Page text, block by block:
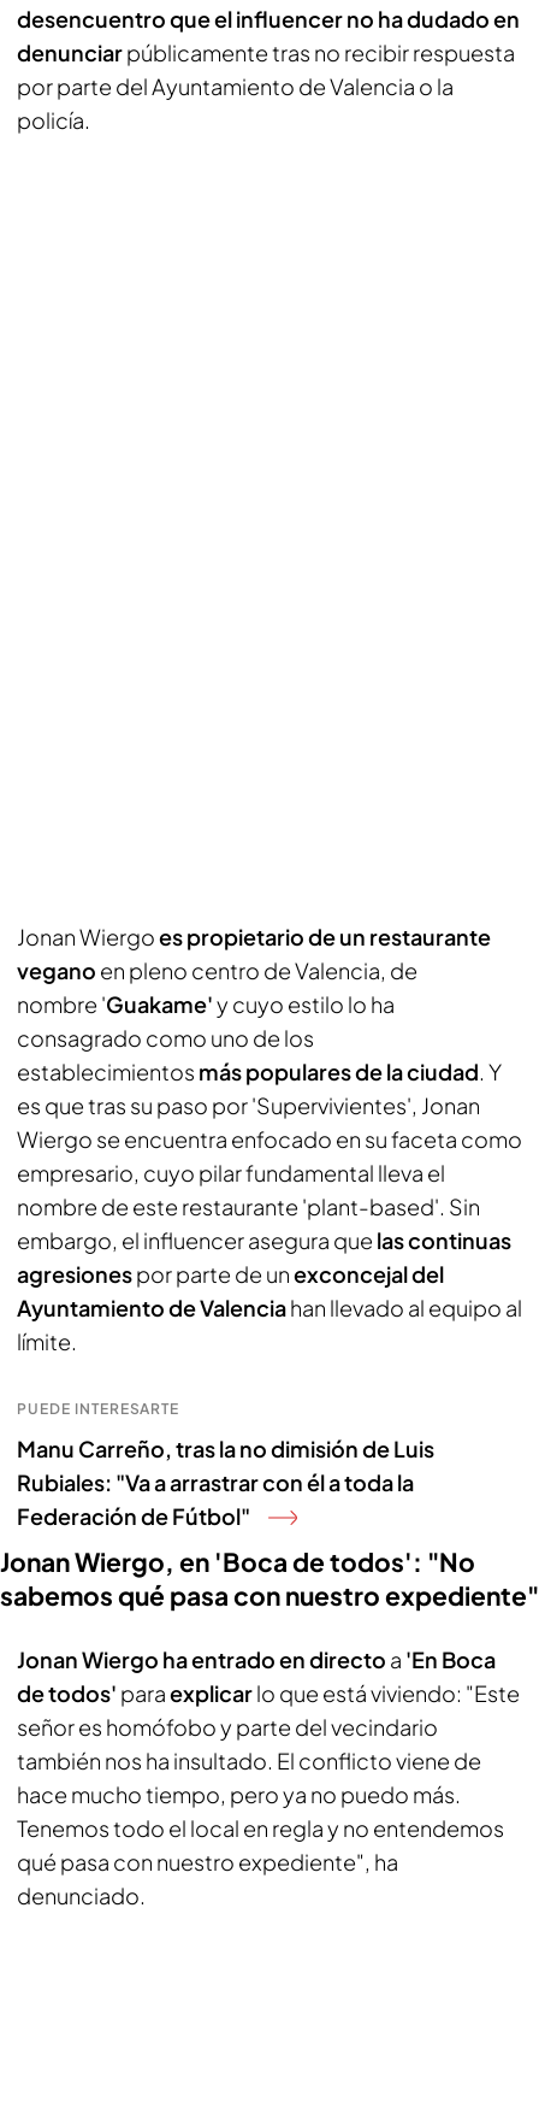
desencuentro que el influencer no ha dudado en
denunciarpúblicamente tras no recibir respuesta
por parte del Ayuntamiento de Valencia o la
policía.
Jonan Wiergoes propietario de un restaurante
vegano en pleno centro de Valencia, de
nombre 'Guakame'y cuyo estilo lo ha
consagrado como uno de los
establecimientos más populares de la ciudad. Y
es que tras su paso por 'Supervivientes', Jonan
Wiergo se encuentra enfocado en su faceta como
empresario, cuyo pilar fundamental lleva el
nombre de este restaurante 'plant-based'. Sin
embargo, el influencer asegura que las continuas
agresionespor parte de unexconcejal del
Ayuntamiento de Valenciahan llevado al equipo al
límite.
PUEDE INTERESARTE
Manu Carreño, tras la no dimisión de Luis
Rubiales: "Va a arrastrar con él a toda la
Federación de Fútbol"
Jonan Wiergo, en 'Boca de todos': "No
sabemos qué pasa con nuestro expediente"
Jonan Wiergo ha entrado en directo a 'En Boca
de todos' paraexplicarlo que está viviendo: "Este
señor es homófobo y parte del vecindario
también nos ha insultado. El conflicto viene de
hace mucho tiempo, pero ya no puedo más.
Tenemos todo el local en regla y no entendemos
qué pasa con nuestro expediente", ha
denunciado.